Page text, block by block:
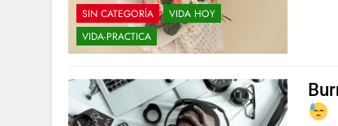
SIN CATEGORÍA
VIDA HOY
VIDA-PRACTICA